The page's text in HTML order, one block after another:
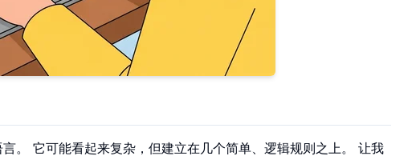
。 它可能看起来复杂，但建立在几个简单、逻辑规则之上。 让我